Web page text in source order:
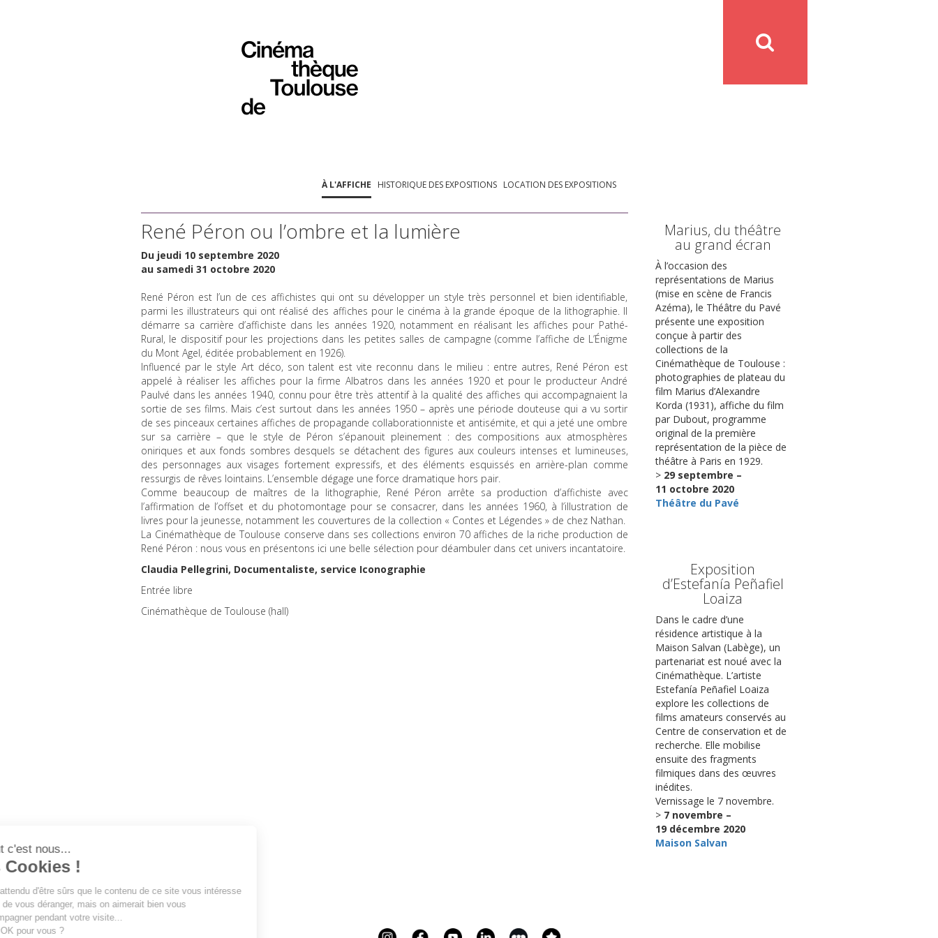
À L'AFFICHE HISTORIQUE DES EXPOSITIONS LOCATION DES EXPOSITIONS
René Péron ou l’ombre et la lumière
Du jeudi 10 septembre 2020
au samedi 31 octobre 2020
René Péron est l’un de ces affichistes qui ont su développer un style très personnel et bien identifiable,
parmi les illustrateurs qui ont réalisé des affiches pour le cinéma à la grande époque de la lithographie. Il
démarre sa carrière d’affichiste dans les années 1920, notamment en réalisant les affiches pour Pathé-
Rural, le dispositif pour les projections dans les petites salles de campagne (comme l’affiche de L’Énigme
du Mont Agel, éditée probablement en 1926).
Influencé par le style Art déco, son talent est vite reconnu dans le milieu : entre autres, René Péron est
appelé à réaliser les affiches pour la firme Albatros dans les années 1920 et pour le producteur André
Paulvé dans les années 1940, connu pour être très attentif à la qualité des affiches qui accompagnaient la
sortie de ses films. Mais c’est surtout dans les années 1950 – après une période douteuse qui a vu sortir
de ses pinceaux certaines affiches de propagande collaborationniste et antisémite, et qui a jeté une ombre
sur sa carrière – que le style de Péron s’épanouit pleinement : des compositions aux atmosphères
oniriques et aux fonds sombres desquels se détachent des figures aux couleurs intenses et lumineuses,
des personnages aux visages fortement expressifs, et des éléments esquissés en arrière-plan comme
ressurgis de rêves lointains. L’ensemble dégage une force dramatique hors pair.
Comme beaucoup de maîtres de la lithographie, René Péron arrête sa production d’affichiste avec
l’affirmation de l’offset et du photomontage pour se consacrer, dans les années 1960, à l’illustration de
livres pour la jeunesse, notamment les couvertures de la collection « Contes et Légendes » de chez Nathan.
La Cinémathèque de Toulouse conserve dans ses collections environ 70 affiches de la riche production de
René Péron : nous vous en présentons ici une belle sélection pour déambuler dans cet univers incantatoire.
Claudia Pellegrini, Documentaliste, service Iconographie
Entrée libre
Cinémathèque de Toulouse (hall)
Marius, du théâtre
au grand écran
À l’occasion des
représentations de Marius
(mise en scène de Francis
Azéma), le Théâtre du Pavé
présente une exposition
conçue à partir des
collections de la
Cinémathèque de Toulouse :
photographies de plateau du
film Marius d’Alexandre
Korda (1931), affiche du film
par Dubout, programme
original de la première
représentation de la pièce de
théâtre à Paris en 1929.
> 29 septembre –
11 octobre 2020
Théâtre du Pavé
Exposition
d’Estefanía Peñafiel
Loaiza
Dans le cadre d’une
résidence artistique à la
Maison Salvan (Labège), un
partenariat est noué avec la
Cinémathèque. L’artiste
Estefanía Peñafiel Loaiza
explore les collections de
films amateurs conservés au
Centre de conservation et de
recherche. Elle mobilise
ensuite des fragments
filmiques dans des œuvres
inédites.
Vernissage le 7 novembre.
> 7 novembre –
19 décembre 2020
Maison Salvan